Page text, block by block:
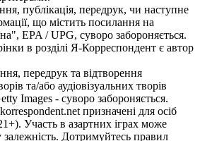
публікація, передрук, чи наступне
що містить посилання на
EPA / UPG, суворо забороняється.
в розділі Я-Корреспондент є автор
передрук та відтворення
та/або аудіовізуальних творів
Images - суворо забороняється.
призначені для осіб
Участь в азартних іграх може
залежність. Дотримуйтесь правил